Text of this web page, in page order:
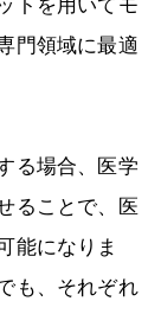
トを用いてモ
門領域に最適
る場合、医学
ることで、医
能になりま
も、それぞれ